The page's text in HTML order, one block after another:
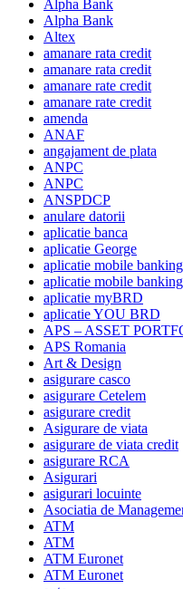
Alpha Bank
Alpha Bank
Altex
amanare rata credit
amanare rata credit
amanare rate credit
amanare rate credit
amenda
ANAF
angajament de plata
ANPC
ANPC
ANSPDCP
anulare datorii
aplicatie banca
aplicatie George
aplicatie mobile banking
aplicatie mobile banking
aplicatie myBRD
aplicatie YOU BRD
APS – ASSET
APS Romania
Art & Design
asigurare casco
asigurare Cetelem
asigurare credit
Asigurare de viata
asigurare de viata credit
asigurare RCA
Asigurari
asigurari locuinte
Asociatia de
ATM
ATM
ATM Euronet
ATM Euronet